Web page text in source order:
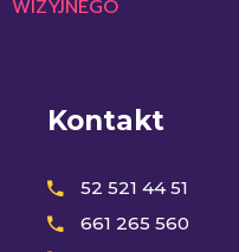
WIZYJNEGO
Kontakt
52 521 44 51
661 265 560